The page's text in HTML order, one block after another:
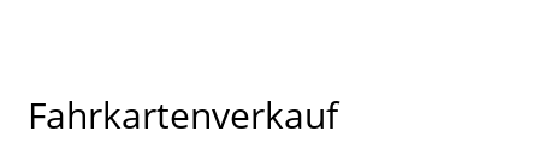
Fahrkartenverkauf